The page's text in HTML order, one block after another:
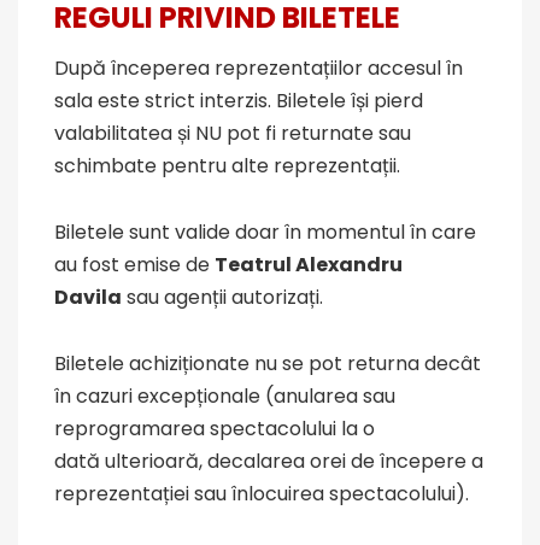
REGULI PRIVIND BILETELE
După începerea reprezentațiilor accesul în
sala este strict interzis. Biletele își pierd
valabilitatea și NU pot fi returnate sau
schimbate pentru alte reprezentații.
Biletele sunt valide doar în momentul în care
au fost emise de Teatrul Alexandru
Davila sau agenții autorizați.
Biletele achiziționate nu se pot returna decât
în cazuri excepționale (anularea sau
reprogramarea spectacolului la o
dată ulterioară, decalarea orei de începere a
reprezentației sau înlocuirea spectacolului).